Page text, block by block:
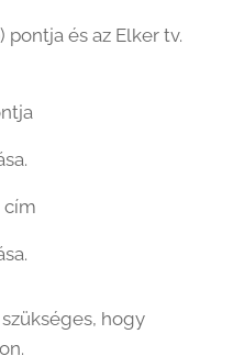
pontja és az Elker tv.
cím
hogy